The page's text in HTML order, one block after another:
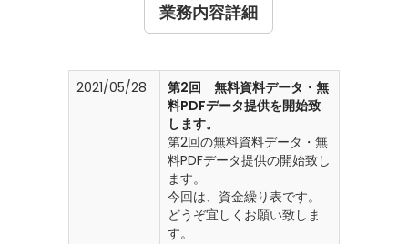
業務内容詳細
2021/05/28
第2回 無料資料データ・無
料PDFデータ提供を開始致
します。
第2回の無料資料データ・無
料PDFデータ提供の開始致し
ます。
今回は、資金繰り表です。
どうぞ宜しくお願い致しま
す。